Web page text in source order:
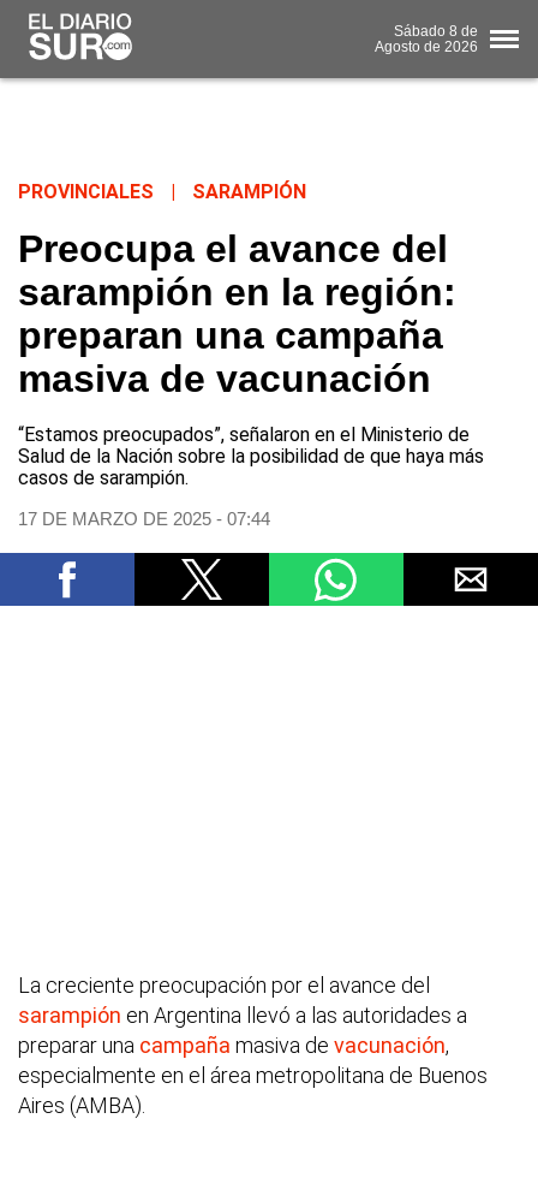
Sábado 8 de
Agosto de 2026
PROVINCIALES SARAMPIÓN
Preocupa el avance del
sarampión en la región:
preparan una campaña
masiva de vacunación
“Estamos preocupados”, señalaron en el Ministerio de
Salud de la Nación sobre la posibilidad de que haya más
casos de sarampión.
17 DE MARZO DE 2025 - 07:44
La creciente preocupación por el avance del
sarampión en Argentina llevó a las autoridades a
preparar una campaña masiva de vacunación,
especialmente en el área metropolitana de Buenos
Aires (AMBA).